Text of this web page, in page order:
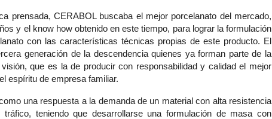
prensada, CERABOL buscaba el mejor porcelanato del mercado,
y el know how obtenido en este tiempo, para lograr la formulación
con las características técnicas propias de este producto. El
generación de la descendencia quienes ya forman parte de la
que es la de producir con responsabilidad y calidad el mejor
espíritu de empresa familiar.
una respuesta a la demanda de un material con alta resistencia
teniendo que desarrollarse una formulación de masa con